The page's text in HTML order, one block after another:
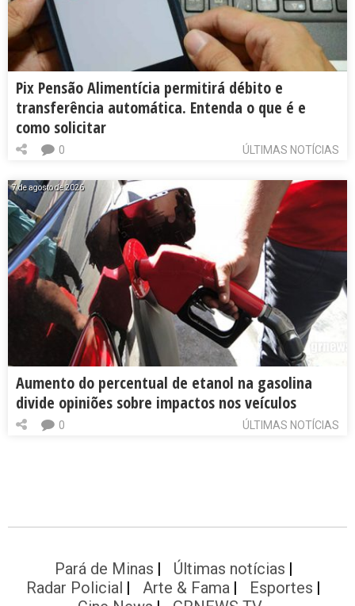
Pix Pensão Alimentícia permitirá débito e
transferência automática. Entenda o que é e
como solicitar
ÚLTIMAS NOTÍCIAS
0
7 de agosto de 2026
Aumento do percentual de etanol na gasolina
divide opiniões sobre impactos nos veículos
ÚLTIMAS NOTÍCIAS
0
Pará de Minas
Últimas notícias
Radar Policial
Arte & Fama
Esportes